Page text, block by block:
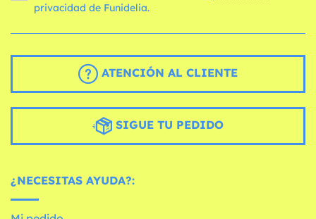
privacidad de Funidelia.
ATENCIÓN AL CLIENTE
SIGUE TU PEDIDO
¿NECESITAS AYUDA?: